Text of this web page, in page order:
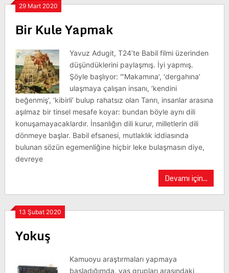
29 Mart 2020
Bir Kule Yapmak
Yavuz Adugit, T24’te Babil filmi üzerinden
düşündüklerini paylaşmış. İyi yapmış.
Şöyle başlıyor: “’Makamına’, ‘dergahına’
ulaşmaya çalışan insanı, ‘kendini
beğenmiş’, ‘kibirli’ bulup rahatsız olan Tanrı, insanlar arasına
aşılmaz bir tinsel mesafe koyar: bundan böyle aynı dili
konuşamayacaklardır. İnsanlığın dili kurur, milletlerin dili
dönmeye başlar. Babil efsanesi, mutlaklık iddiasında
bulunan sözün egemenliğine hiçbir leke bulaşmasın diye,
devreye
Devamı için...
13 Şubat 2020
Yokuş
Kamuoyu araştırmaları yapmaya
başladığımda, yaş grupları arasındaki